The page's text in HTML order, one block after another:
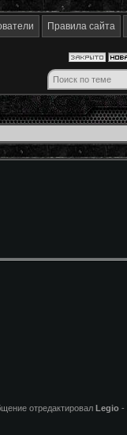
Правила сайта
отредактировал Legio -